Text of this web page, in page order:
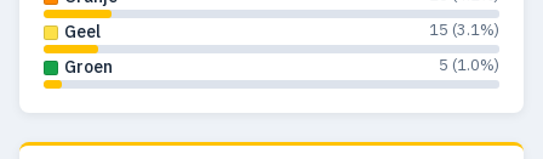
Geel 15 (3.1%)
Groen 5 (1.0%)